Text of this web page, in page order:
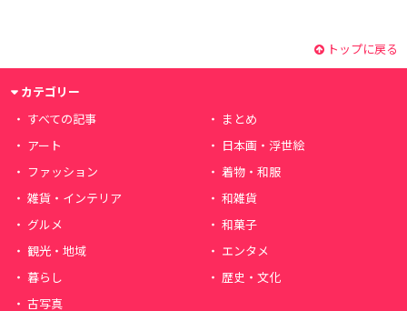
トップに戻る
カテゴリー
すべての記事
まとめ
アート
日本画・浮世絵
ファッション
着物・和服
雑貨・インテリア
和雑貨
グルメ
和菓子
観光・地域
エンタメ
暮らし
歴史・文化
古写真